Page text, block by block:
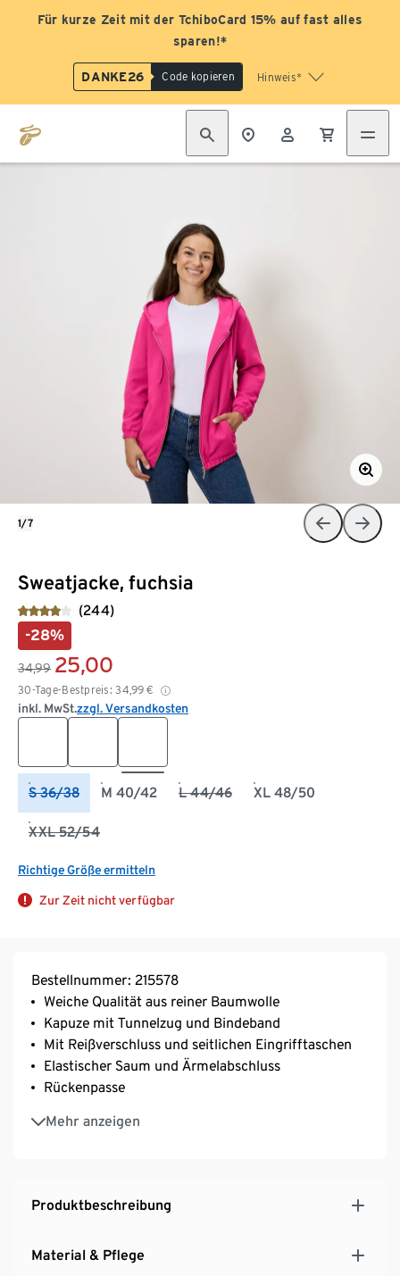
Für kurze Zeit mit der TchiboCard 15% auf fast alles
sparen!*
DANKE26 Code kopieren Hinweis*
Sweatjacke, fuchsia
(244)
-28%
34,99 25,00
30-Tage-Bestpreis: 34,99 €
inkl. MwSt.zzgl. Versandkosten
S 36/38 M 40/42 L 44/46 XL 48/50
XXL 52/54
Richtige Größe ermitteln
Zur Zeit nicht verfügbar
1/7
Bestellnummer: 215578
Weiche Qualität aus reiner Baumwolle
Kapuze mit Tunnelzug und Bindeband
Mit Reißverschluss und seitlichen Eingrifftaschen
Elastischer Saum und Ärmelabschluss
Rückenpasse
Mehr anzeigen
Unterstützt die Initiative Cotton made in Africa
Produktbeschreibung
Material & Pflege